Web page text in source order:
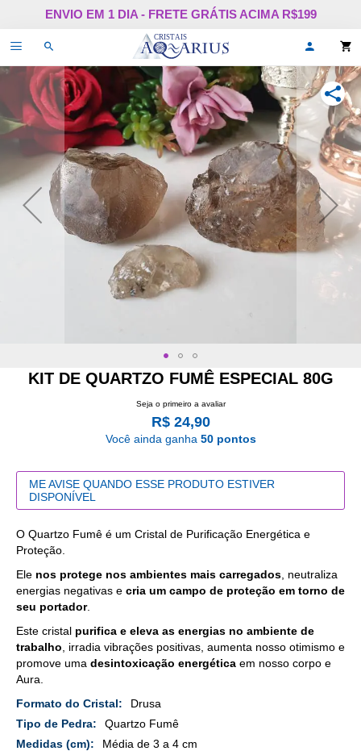
Pular
o
conteúdo
ENVIO EM 1 DIA - FRETE GRÁTIS ACIMA R$199
Alternar
navegação
login
ou
se!
KIT DE QUARTZO FUMÊ ESPECIAL 80G
Seja o primeiro a avaliar
R$ 24,90
Você ainda ganha 50 pontos
ME AVISE QUANDO ESSE PRODUTO ESTIVER
DISPONÍVEL
O Quartzo Fumê é um Cristal de Purificação Energética e
Proteção.
Ele nos protege nos ambientes mais carregados , neutraliza
energias negativas e cria um campo de proteção em torno de
seu portador.
Este cristal purifica e eleva as energias no ambiente de
trabalho , irradia vibrações positivas, aumenta nosso otimismo e
promove uma desintoxicação energética em nosso corpo e
Aura.
Mais
Detalhes
Drusa
Quartzo Fumê
Média de 3 a 4 cm